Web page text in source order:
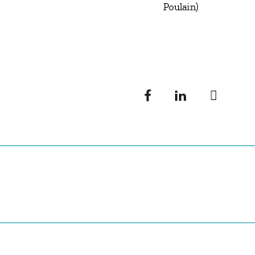
Poulain)